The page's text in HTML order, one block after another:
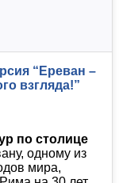
“Ереван –
взгляда!”
по столице
одному из
мира,